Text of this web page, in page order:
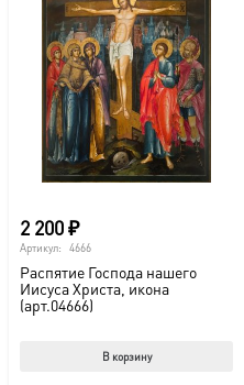
2 200₽
Артикул: 4666
Распятие Господа нашего
Иисуса Христа, икона
(арт.04666)
В корзину